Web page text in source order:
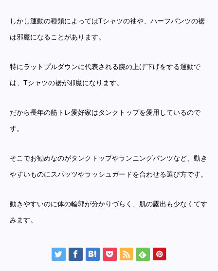
しかし運動の種類によってはTシャツの袖や、ハーフパンツの裾
は邪魔になることがあります。
特にラットプルダウンに代表される腕の上げ下げをする運動で
は、Tシャツの裾が邪魔になります。
だから長年の筋トレ愛好家はタンクトップを愛用しているので
す。
そこでお勧めなのがタンクトップやランニングパンツなど、動き
やすいものにスパッツやラッシュガードを合わせる選び方です。
動きやすいのに体の輪郭が分かりづらく、肌の露出も少なくてす
みます。